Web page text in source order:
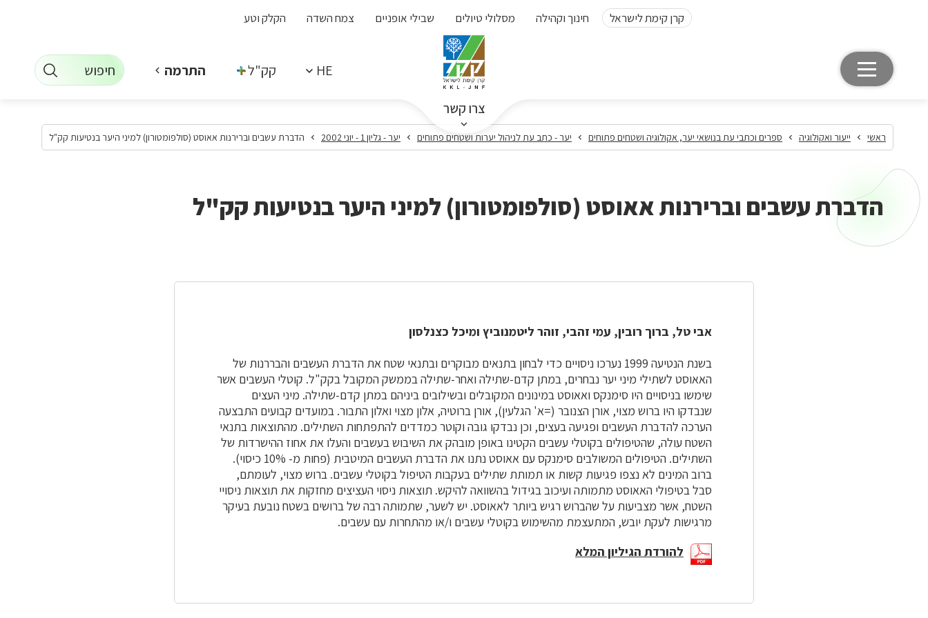
קרן קימת לישראל חינוך וקהילה מסלולי טיולים שבילי אופניים צמח השדה הקלק וטע
צרו קשר
HE קק"ל + התרמה חיפוש
ראשי ייעור ואקולוגיה ספרים וכתבי עת בנושאי יער, אקולוגיה ושטחים פתוחים יער - כתב עת לניהול יערות ושטחים פתוחים יער - גליון 1 - יוני 2002 הדברת עשבים וברירנות אאוסט (סולפומטורון) למיני היער בנטיעות קק"ל
הדברת עשבים וברירנות אאוסט (סולפומטורון) למיני היער בנטיעות קק"ל
אבי טל, ברוך רובין, עמי זהבי, זוהר ליטמנוביץ ומיכל כצנלסון
בשנת הנטיעה 1999 נערכו ניסויים כדי לבחון בתנאים מבוקרים ובתנאי שטח את הדברת העשבים והבררנות של
האאוסט לשתילי מיני יער נבחרים, במתן קדם-שתילה ואחר-שתילה בממשק המקובל בקק"ל. קוטלי העשבים אשר
שימשו בניסויים היו סימנקס ואאוסט במינונים המקובלים ובשילובים ביניהם במתן קדם-שתילה. מיני העצים
שנבדקו היו ברוש מצוי, אורן הצנובר (=א' הגלעין), אורן ברוטיה, אלון מצוי ואלון התבור. במועדים קבועים התבצעה
הערכה להדברת העשבים ופגיעה בעצים, וכן נבדקו גובה וקוטר כמדדים להתפתחות השתילים. מהתוצאות בתנאי
השטח עולה, שהטיפולים בקוטלי עשבים הקטינו באופן מובהק את השיבוש בעשבים והעלו את אחוז ההישרדות של
השתילים. הטיפולים המשולבים סימנקס עם אאוסט נתנו את הדברת העשבים המיטבית (פחות מ- 10% כיסוי).
ברוב המינים לא נצפו פגיעות קשות או תמותת שתילים בעקבות הטיפול בקוטלי עשבים. ברוש מצוי, לעומתם,
סבל בטיפולי האאוסט מתמותה ועיכוב בגידול בהשוואה להיקש. תוצאות ניסוי העציצים מחזקות את תוצאות ניסויי
השטח, אשר מצביעות על שהברוש רגיש ביותר לאאוסט. יש לשער, שתמותה רבה של ברושים בשטח נובעת בעיקר
מרגישות לעקת יובש, המתעצמת מהשימוש בקוטלי עשבים ו/או מהתחרות עם עשבים.
להורדת הגיליון המלא